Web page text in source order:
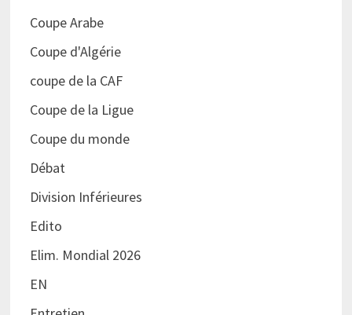
Coupe Arabe
Coupe d'Algérie
coupe de la CAF
Coupe de la Ligue
Coupe du monde
Débat
Division Inférieures
Edito
Elim. Mondial 2026
EN